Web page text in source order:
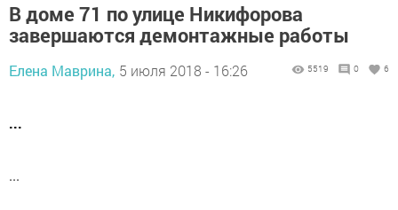
В доме 71 по улице Никифорова
завершаются демонтажные работы
Елена Маврина, 5 июля 2018 - 16:26 5519 0 6
...
...